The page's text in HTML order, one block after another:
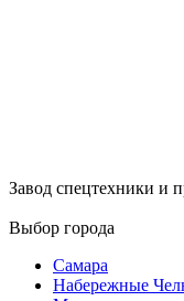
Завод спецтехники и
Выбор города
Самара
Набережные